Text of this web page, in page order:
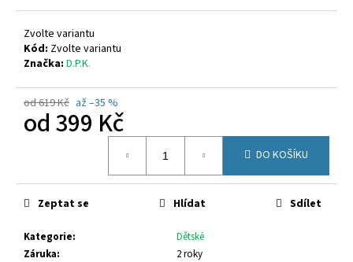
Zvolte variantu
Kód: Zvolte variantu
Značka: D.P.K.
od 619 Kč až –35 %
od399 Kč
DO KOŠÍKU
Kategorie:
Dětské
Záruka: 2 roky
Zeptat se Hlídat Sdílet
č
e
Kč